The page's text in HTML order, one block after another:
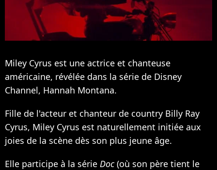
Miley Cyrus est une actrice et chanteuse
américaine, révélée dans la série de Disney
Channel, Hannah Montana.
Fille de l'acteur et chanteur de country Billy Ray
Cyrus, Miley Cyrus est naturellement initiée aux
joies de la scène dès son plus jeune âge.
Elle participe à la série Doc(où son père tient le